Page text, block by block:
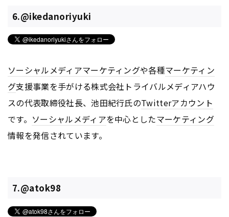
6.@ikedanoriyuki
ソーシャルメディアマーケティングや各種マーケティン
グ支援事業を手がける株式会社トライバルメディアハウ
スの代表取締役社長、池田紀行氏のTwitterアカウント
です。 ソーシャルメディアを中心としたマーケティング
情報を発信されています。
7.@atok98